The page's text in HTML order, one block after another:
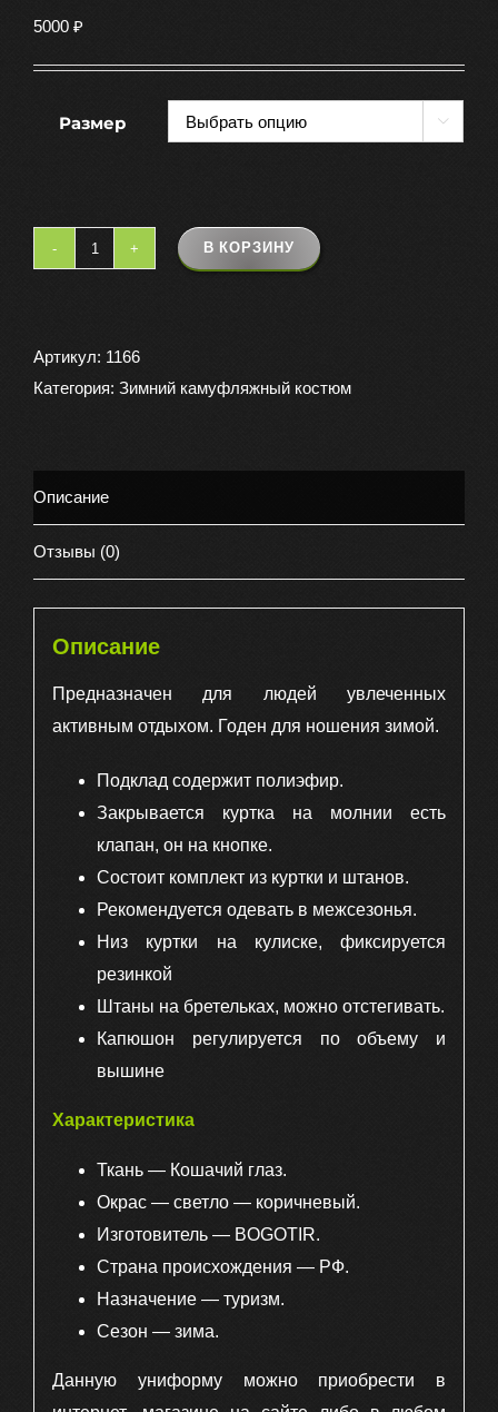
5000 ₽
Размер 
Количество
зимний
ВОСХОД-
хаки
В КОРЗИНУ
Артикул: 1166
Категория: Зимний камуфляжный костюм
Описание
Отзывы (0)
Описание
Предназначен для людей увлеченных
активным отдыхом. Годен для ношения зимой.
Подклад содержит полиэфир.
Закрывается куртка на молнии есть
клапан, он на кнопке.
Состоит комплект из куртки и штанов.
Рекомендуется одевать в межсезонья.
Низ куртки на кулиске, фиксируется
резинкой
Штаны на бретельках, можно отстегивать.
Капюшон регулируется по объему и
вышине
Характеристика
Ткань — Кошачий глаз.
Окрас — светло — коричневый.
Изготовитель — BOGOTIR.
Страна происхождения — РФ.
Назначение — туризм.
Сезон — зима.
Данную униформу можно приобрести в